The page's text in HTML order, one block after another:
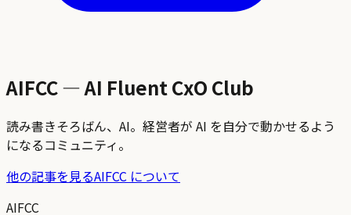
AIFCC — AI Fluent CxO Club
読み書きそろばん、AI。経営者が AI を自分で動かせるよう
になるコミュニティ。
他の記事を見るAIFCC について
AIFCC